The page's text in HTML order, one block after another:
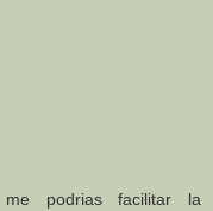
podrias facilitar la